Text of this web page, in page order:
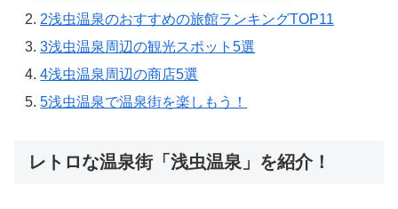
2浅虫温泉のおすすめの旅館ランキングTOP11
3浅虫温泉周辺の観光スポット5選
4浅虫温泉周辺の商店5選
5浅虫温泉で温泉街を楽しもう！
レトロな温泉街「浅虫温泉」を紹介！